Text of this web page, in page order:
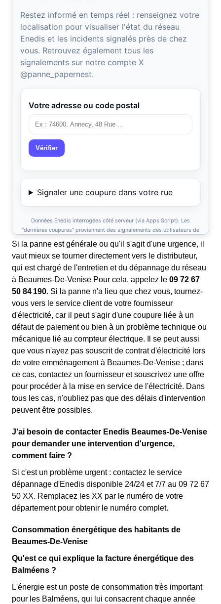
Si la panne est générale ou qu'il s'agit d'une urgence, il
vaut mieux se tourner directement vers le distributeur,
qui est chargé de l'entretien et du dépannage du réseau
à Beaumes-De-Venise Pour cela, appelez le 09 72 67
50 84 190. Si la panne n'a lieu que chez vous, tournez-
vous vers le service client de votre fournisseur
d'électricité, car il peut s'agir d'une coupure liée à un
défaut de paiement ou bien à un problème technique ou
mécanique lié au compteur électrique. Il se peut aussi
que vous n'ayez pas souscrit de contrat d'électricité lors
de votre emménagement à Beaumes-De-Venise ; dans
ce cas, contactez un fournisseur et souscrivez une offre
pour procéder à la mise en service de l'électricité. Dans
tous les cas, n'oubliez pas que des délais d'intervention
peuvent être possibles.
J'ai besoin de contacter Enedis Beaumes-De-Venise
pour demander une intervention d'urgence,
comment faire ?
Si c'est un problème urgent : contactez le service
dépannage d'Enedis disponible 24/24 et 7/7 au 09 72 67
50 XX. Remplacez les XX par le numéro de votre
département pour obtenir le numéro complet.
Consommation énergétique des habitants de
Beaumes-De-Venise
Qu'est ce qui explique la facture énergétique des
Balméens ?
L'énergie est un poste de consommation très important
pour les Balméens, qui lui consacrent chaque année